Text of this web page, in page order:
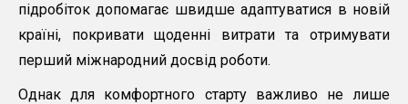
підробіток допомагає швидше адаптуватися в новій
країні, покривати щоденні витрати та отримувати
перший міжнародний досвід роботи.
Однак для комфортного старту важливо не лише